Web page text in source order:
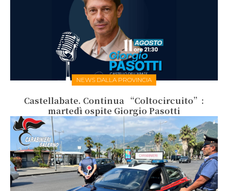
NEWS DALLA PROVINCIA
Castellabate. Continua “Coltocircuito”:
martedì ospite Giorgio Pasotti